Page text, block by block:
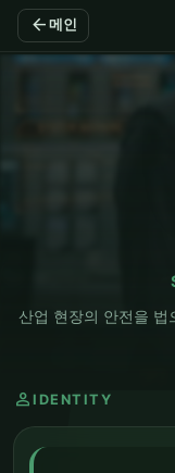
arrow_back 메인
산업 현장의 안전을 법
person IDENTITY